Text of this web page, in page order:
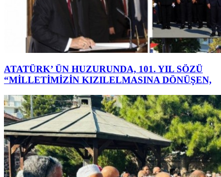
ATATÜRK’ ÜN HUZURUNDA, 101. YIL SÖZÜ
“MİLLETİMİZİN KIZILELMASINA DÖNÜŞEN,